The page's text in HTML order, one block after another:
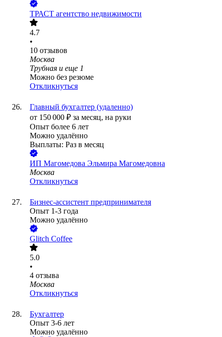
ТРАСТ агентство недвижимости
4.7
•
10 отзывов
Москва
Трубная и еще 1
Можно без резюме
Откликнуться
Главный бухгалтер (удаленно)
от 150 000 ₽ за месяц, на руки
Опыт более 6 лет
Можно удалённо
Выплаты: Раз в месяц
ИП Магомедова Эльмира Магомедовна
Москва
Откликнуться
Бизнес-ассистент предпринимателя
Опыт 1-3 года
Можно удалённо
Glitch Coffee
5.0
•
4 отзыва
Москва
Откликнуться
Бухгалтер
Опыт 3-6 лет
Можно удалённо